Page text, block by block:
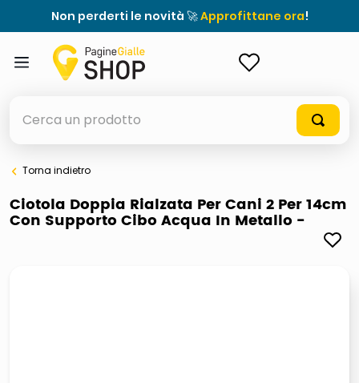
Non perderti le novità 🚀Approfittane ora!
elenchi telefonici
orologio parete
Torna indietro
Ciotola Doppia Rialzata Per Cani 2 Per 14cm
Con Supporto Cibo Acqua In Metallo -